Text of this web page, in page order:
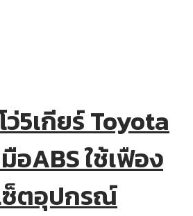
5เกียร์ Toyota
อABS ใช้เฟือง
ซ็ตอุปกรณ์